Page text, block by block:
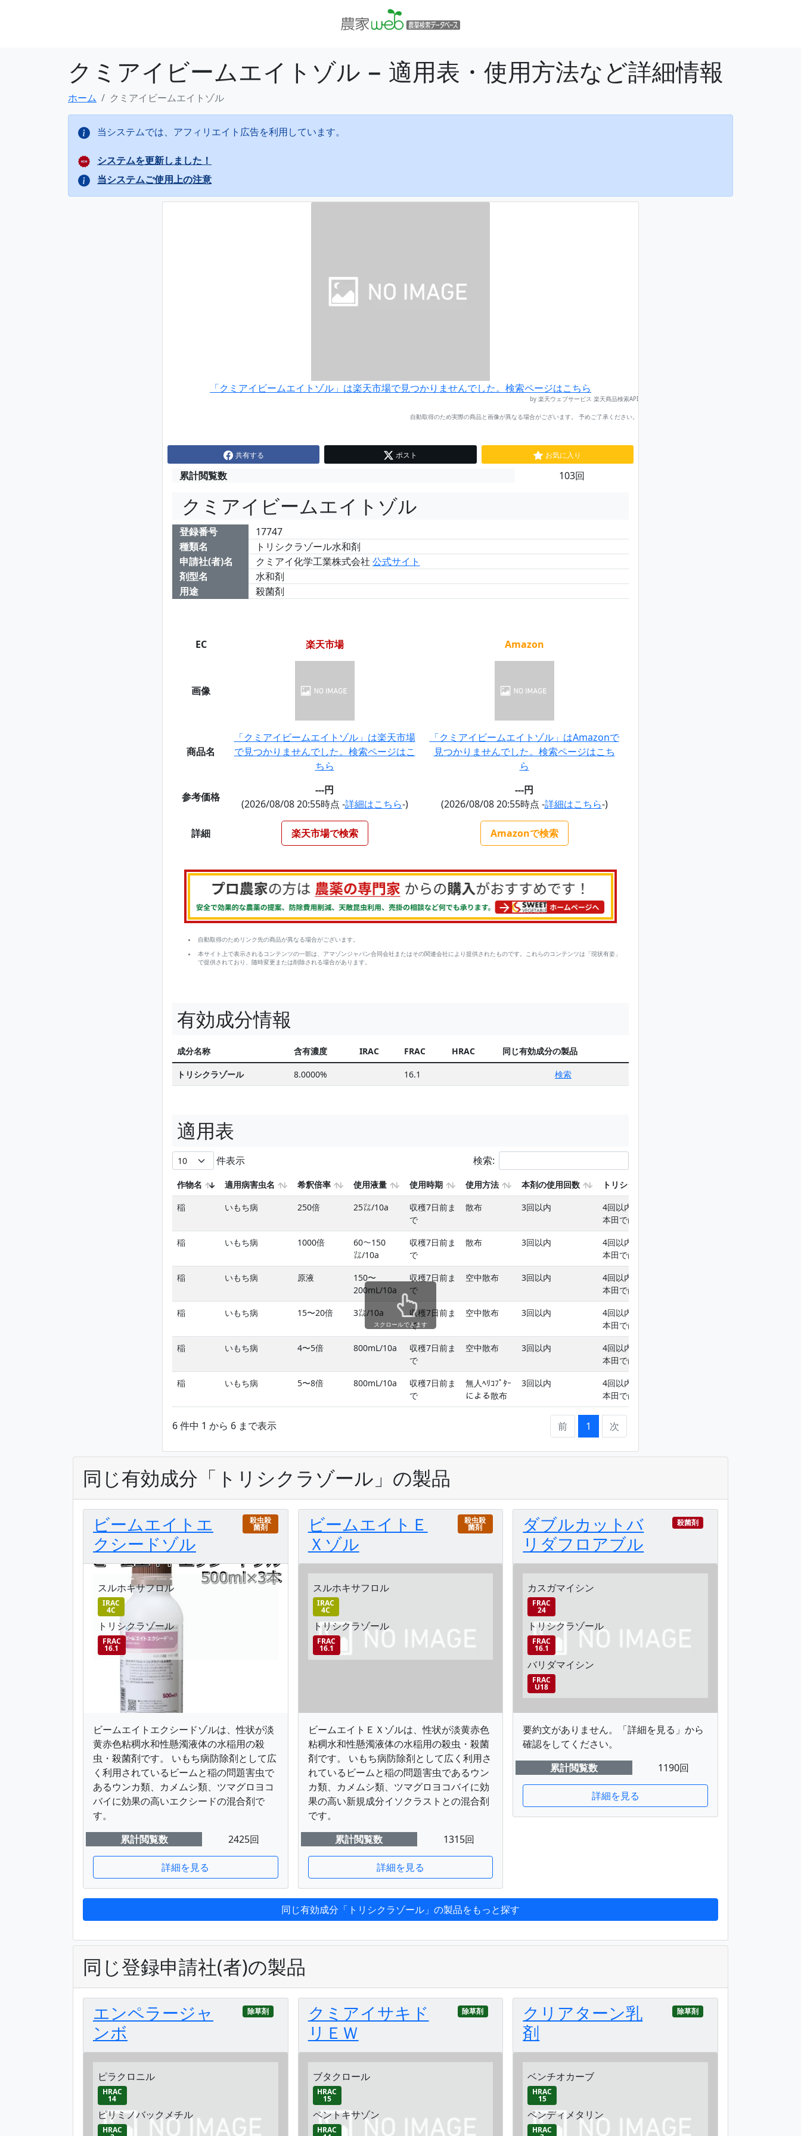
クミアイビームエイトゾル − 適用表・使用方法など詳細情報
ホーム クミアイビームエイトゾル
当システムでは、アフィリエイト広告を利用しています。
システムを更新しました！
当システムご使用上の注意
「クミアイビームエイトゾル」は楽天市場で見つかりませんでした。検索ページはこちら
by 楽天ウェブサービス 楽天商品検索API
自動取得のため実際の商品と画像が異なる場合がございます。 予めご了承ください。
共有する ポスト お気に入り
累計閲覧数 103回
クミアイビームエイトゾル
登録番号
17747
種類名
トリシクラゾール水和剤
申請社(者)名
クミアイ化学工業株式会社 公式サイト
剤型名
水和剤
用途
殺菌剤
EC 楽天市場 Amazon
画像
商品名
「クミアイビームエイトゾル」は楽天市場
で見つかりませんでした。検索ページはこ
ちら
「クミアイビームエイトゾル」はAmazonで
見つかりませんでした。検索ページはこち
ら
参考価格
---円
(2026/08/08 20:55時点 -詳細はこちら-)
---円
(2026/08/08 20:55時点 -詳細はこちら-)
詳細 楽天市場で検索 Amazonで検索
自動取得のためリンク先の商品が異なる場合がございます。
本サイト上で表示されるコンテンツの一部は、アマゾンジャパン合同会社またはその関連会社により提供されたものです。これらのコンテンツは「現状有姿」
で提供されており、随時変更または削除される場合があります。
有効成分情報
成分名称 含有濃度 IRAC FRAC HRAC 同じ有効成分の製品
トリシクラゾール 8.0000% 16.1 検索
適用表
件表示 検索:
作物名 適用病害虫名 希釈倍率 使用液量 使用時期 使用方法 本剤の使用回数
トリシクラゾールを含む使用回数
稲
いもち病 250倍 25㍑/10a
収穫7日前ま
で
散布 3回以内
4回以内(育苗箱への処理は1回以内､
本田では3回以内)
稲
いもち病 1000倍
60〜150
㍑/10a
収穫7日前ま
で
散布 3回以内
4回以内(育苗箱への処理は1回以内､
本田では3回以内)
稲
いもち病 原液
150〜
200mL/10a
収穫7日前ま
で
空中散布 3回以内
4回以内(育苗箱への処理は1回以内､
本田では3回以内)
稲
いもち病 15〜20倍 3㍑/10a
収穫7日前ま
で
空中散布 3回以内
4回以内(育苗箱への処理は1回以内､
本田では3回以内)
稲
いもち病 4〜5倍 800mL/10a
収穫7日前ま
で
空中散布 3回以内
4回以内(育苗箱への処理は1回以内､
本田では3回以内)
稲
いもち病 5〜8倍 800mL/10a
収穫7日前ま
で
無人ﾍﾘｺﾌﾟﾀｰ
による散布
3回以内
4回以内(育苗箱への処理は1回以内､
本田では3回以内)
6 件中 1 から 6 まで表示 前 1 次
スクロールできます
同じ有効成分「トリシクラゾール」の製品
ビームエイトエ
クシードゾル
殺虫殺
菌剤
スルホキサフロル
IRAC
4C
トリシクラゾール
FRAC
16.1
ビームエイトエクシードゾルは、性状が淡
黄赤色粘稠水和性懸濁液体の水稲用の殺
虫・殺菌剤です。 いもち病防除剤として広
く利用されているビームと稲の問題害虫で
あるウンカ類、カメムシ類、ツマグロヨコ
バイに効果の高いエクシードの混合剤で
す。
累計閲覧数
2425回
詳細を見る
ビームエイトＥ
Ｘゾル
殺虫殺
菌剤
スルホキサフロル
IRAC
4C
トリシクラゾール
FRAC
16.1
ビームエイトＥＸゾルは、性状が淡黄赤色
粘稠水和性懸濁液体の水稲用の殺虫・殺菌
剤です。 いもち病防除剤として広く利用さ
れているビームと稲の問題害虫であるウン
カ類、カメムシ類、ツマグロヨコバイに効
果の高い新規成分イソクラストとの混合剤
です。
累計閲覧数
1315回
詳細を見る
ダブルカットバ
リダフロアブル
殺菌剤
カスガマイシン
FRAC
24
トリシクラゾール
FRAC
16.1
バリダマイシン
FRAC
U18
要約文がありません。「詳細を見る」から
確認をしてください。
累計閲覧数
1190回
詳細を見る
同じ有効成分「トリシクラゾール」の製品をもっと探す
同じ登録申請社(者)の製品
エンペラージャ
ンボ
除草剤
ピラクロニル
HRAC
14
ピリミノバックメチル
HRAC
クミアイサキド
リＥＷ
除草剤
ブタクロール
HRAC
15
ペントキサゾン
HRAC
クリアターン乳
剤
除草剤
ベンチオカーブ
HRAC
15
ペンディメタリン
HRAC